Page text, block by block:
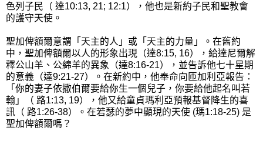
色列子民（ 達10:13, 21; 12:1），他也是新約子民和聖教會
的護守天使。
聖加俾額爾意謂「天主的人」或「天主的力量」。在舊約
中，聖加俾額爾以人的形象出現（達8:15, 16），給達尼爾解
釋公山羊、公綿羊的異象（達8:16-21），並告訴他七十星期
的意義（達9:21-27）。在新約中，他奉命向匝加利亞報告：
「你的妻子依撒伯爾要給你生一個兒子，你要給他起名叫若
翰」（ 路1:13, 19），他又給童貞瑪利亞預報基督降生的喜
訊（ 路1:26-38）。在若瑟的夢中顯現的天使 (瑪1:18-25) 是
聖加俾額爾嗎？